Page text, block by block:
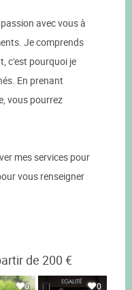
avec vous à
Je comprends
c'est pourquoi je
En prenant
vous pourrez
mes services pour
vous renseigner
de 200 €
0 0